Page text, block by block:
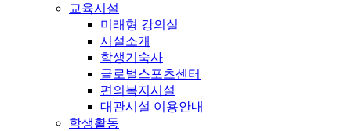
교육시설
미래형 강의실
시설소개
학생기숙사
글로벌스포츠센터
편의복지시설
대관시설 이용안내
학생활동